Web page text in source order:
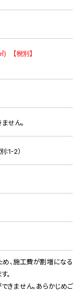
【税別】
せん。
:1-2）
、施工費が割増になる
。
きません。あらかじめご